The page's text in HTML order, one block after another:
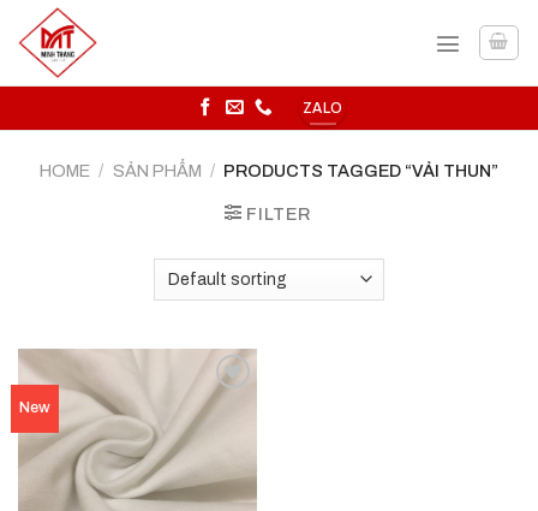
content
ZALO
HOME / SẢN PHẨM / PRODUCTS TAGGED “VẢI THUN”
FILTER
New
Add to
wishlist